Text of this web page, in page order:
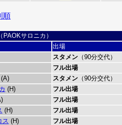
順
サロニカ）
出場
スタメン （90分交代）
フル出場
(A) スタメン （90分交代）
(H) フル出場
フル出場
(H) フル出場
ス (H) フル出場